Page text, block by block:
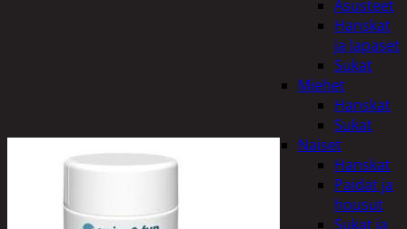
Asusteet
Hanskat
ja lapaset
Sukat
Miehet
Hanskat
Sukat
Naiset
Hanskat
Paidat ja
housut
Sukat ja